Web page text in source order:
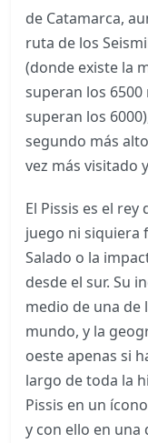
de Catamarca,
ruta de los
(donde existe la
superan los
superan los
segundo más
vez más visitado
El Pissis es el
juego ni siquiera
Salado o la
desde el sur. Su
medio de una de
mundo, y la
oeste apenas si
largo de toda la
Pissis en un
y con ello en una